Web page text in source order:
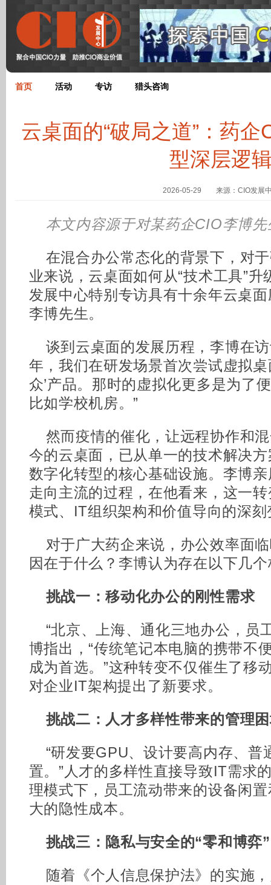
首页 活动 专访 猎头咨询
云桌面的“破局之道”：药
型深层逻
2026-05-29 来源：CIO发展
本文内容源于对某药企CIO李博
在混合办公常态化的背景下，对
业来说，云桌面如何从“技术工具”升
发展中心特别专访具有十余年云桌
李博先生。
谈到云桌面的发展历程，李博在
年，我们在研发场景首次尝试虚拟桌
众’产品。那时的虚拟化更多是为了
比如学校机房。”
然而疫情的催化，让远程协作和
今的云桌面，已从单一的技术解决
数字化转型的核心基础设施。李博
走向主流的过程，在他看来，这一
模式、IT组织架构和价值导向的深刻
对于广大药企来说，办公效率面
因在于什么？李博认为存在以下几
挑战一：移动化办公的刚性需求
“北京、上海、通化三地办公，员
博指出，“传统笔记本电脑的携带不
成为首选。”这种转变不仅催生了移
对企业IT架构提出了新要求。
挑战二：人才多样性带来的管理
“研发要GPU、设计要高内存、普
置。”人才的多样性直接导致IT需求
理模式下，员工流动带来的设备闲
大的隐性成本。
挑战三：隐私与安全的“零和博弈”
随着《个人信息保护法》的实施